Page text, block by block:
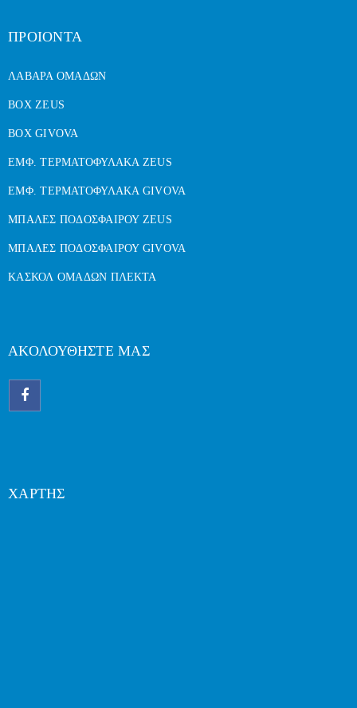
ΠΡΟΙΟΝΤΑ
ΛΑΒΑΡΑ ΟΜΑΔΩΝ
BOX ZEUS
BOX GIVOVA
ΕΜΦ. ΤΕΡΜΑΤΟΦΥΛΑΚΑ ZEUS
ΕΜΦ. ΤΕΡΜΑΤΟΦΥΛΑΚΑ GIVOVA
ΜΠΑΛΕΣ ΠΟΔΟΣΦΑΙΡΟΥ ZEUS
ΜΠΑΛΕΣ ΠΟΔΟΣΦΑΙΡΟΥ GIVOVA
ΚΑΣΚΟΛ ΟΜΑΔΩΝ ΠΛΕΚΤΑ
ΑΚΟΛΟΥΘΗΣΤΕ ΜΑΣ
ΧΑΡΤΗΣ